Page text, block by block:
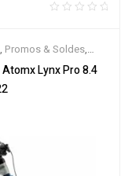
, Promos & Soldes,
Electriques,VTT
Lynx Pro 8.4